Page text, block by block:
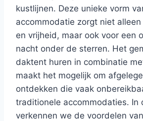
kustlijnen. Deze unieke vorm
accommodatie zorgt niet
en vrijheid, maar ook voor een
nacht onder de sterren. Het
daktent huren in combinatie
maakt het mogelijk om
ontdekken die vaak
traditionele accommodaties. In
verkennen we de voordelen